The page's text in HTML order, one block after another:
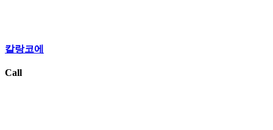
칼랑코에
Call